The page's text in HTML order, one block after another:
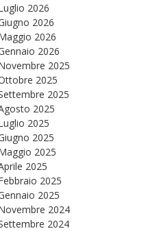
2026
2026
2026
2026
2025
2025
2025
2025
2025
2025
2025
2025
2025
2025
2024
2024